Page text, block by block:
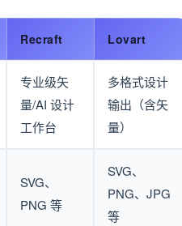
Recraft Lovart
专业级矢
量/AI 设计
工作台
多格式设计
输出（含矢
量）
SVG、
PNG 等
SVG、
PNG、JPG
等